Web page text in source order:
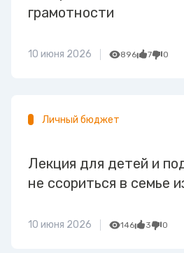
грамотности
10 июня 2026 896 7 0
Личный бюджет
Лекция для детей и
не ссориться в семье
10 июня 2026 146 3 0